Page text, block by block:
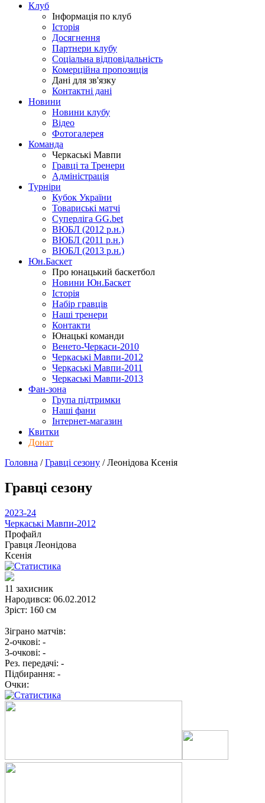
Клуб
Інформація по клуб
Історія
Досягнення
Партнери клубу
Соціальна відповідальність
Комерційна пропозиція
Дані для зв'язку
Контактні дані
Новини
Новини клубу
Відео
Фотогалерея
Команда
Черкаські Мавпи
Гравці та Тренери
Адміністрація
Турніри
Кубок України
Товариські матчі
Суперліга GG.bet
ВЮБЛ (2012 р.н.)
ВЮБЛ (2011 р.н.)
ВЮБЛ (2013 р.н.)
Юн.Баскет
Про юнацький баскетбол
Новини Юн.Баскет
Історія
Набір гравців
Наші тренери
Контакти
Юнацькі команди
Венето-Черкаси-2010
Черкаські Мавпи-2012
Черкаські Мавпи-2011
Черкаські Мавпи-2013
Фан-зона
Група підтримки
Наші фани
Інтернет-магазин
Квитки
Донат
Головна /Гравці сезону /Леонідова Ксенія
Гравці сезону
2023-24
Черкаські Мавпи-2012
Профайл
Гравця Леонідова
Ксенія
11 захисник
Народився: 06.02.2012
Зріст: 160 см
Зіграно матчів:
2-очкові: -
3-очкові: -
Рез. передачі: -
Підбирання: -
Очки: